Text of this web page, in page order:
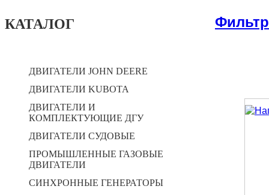
КАТАЛОГ
ДВИГАТЕЛИ JOHN DEERE
ДВИГАТЕЛИ KUBOTA
ДВИГАТЕЛИ И
КОМПЛЕКТУЮЩИЕ ДГУ
ДВИГАТЕЛИ СУДОВЫЕ
ПРОМЫШЛЕННЫЕ ГАЗОВЫЕ
ДВИГАТЕЛИ
СИНХРОННЫЕ ГЕНЕРАТОРЫ